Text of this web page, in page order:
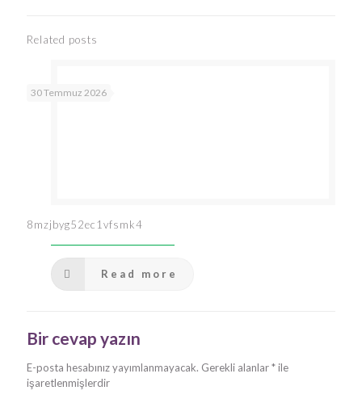
Related posts
30 Temmuz 2026
8mzjbyg52ec1vfsmk4
Read more
Bir cevap yazın
E-posta hesabınız yayımlanmayacak. Gerekli alanlar*ile
işaretlenmişlerdir